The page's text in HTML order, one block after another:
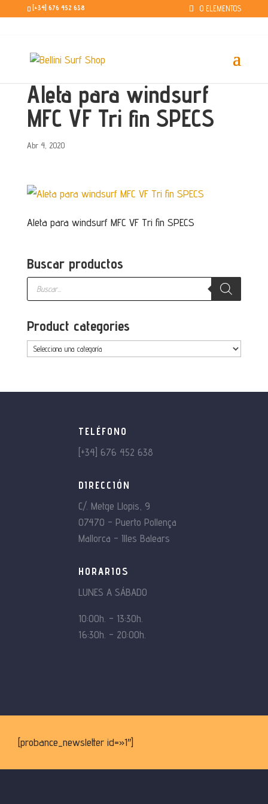
[+34] 676 452 638 0 ELEMENTOS
Aleta para windsurf
MFC VF Tri fin SPECS
Abr 4, 2020
Aleta para windsurf MFC VF Tri fin SPECS
Buscar productos
Búsqueda
productos
Product categories
TELÉFONO
[+34] 676 452 638
DIRECCIÓN
C/. Metge Llopis, 9
07470 – Puerto Pollença
Mallorca – Illes Balears
HORARIOS
LUNES A SÁBADO
10:00h. – 13:30h.
16:30h. – 20:00h.
[probance_newsletter id=»1″]